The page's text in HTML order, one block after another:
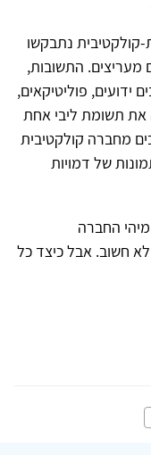
נתבקשו
מעריצים. התשובות,
ידועים, פוליטיקאים,
את תשומת ליבי אחת
מחברה קולקטיבית
של דמויות
החברה
חשוב. אבל כיצד כל